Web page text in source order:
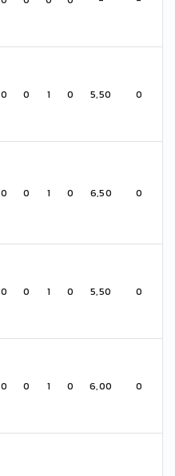
0 0 1 0 5,50 0
0 0 1 0 6,50 0
0 0 1 0 5,50 0
0 0 1 0 6,00 0